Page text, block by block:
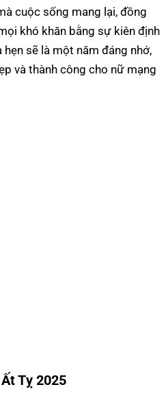
cuộc sống mang lại, đồng
khó khăn bằng sự kiên định
sẽ là một năm đáng nhớ,
và thành công cho nữ mạng
Tỵ 2025